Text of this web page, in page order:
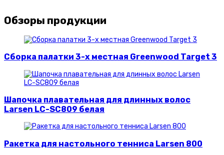
Обзоры продукции
Сборка палатки 3-х местная Greenwood Target 3
Шапочка плавательная для длинных волос
Larsen LC-SC809 белая
Ракетка для настольного тенниса Larsen 800